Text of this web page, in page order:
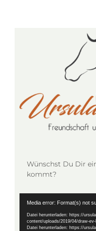
Wünschst Du Dir
kommt?
Media error: Format(s) not
Datei herunterladen: https://
content/uploads/2019/04/draw-
Datei herunterladen: https://